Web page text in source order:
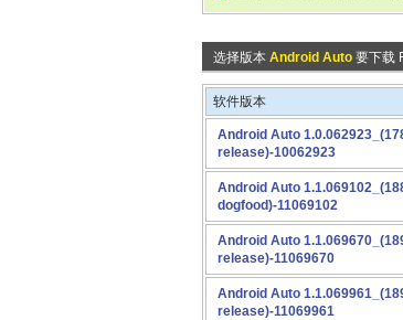
选择版本 Android Auto 要下载
软件版本
Android Auto
release)-10062923
Android Auto
dogfood)-11069102
Android Auto
release)-11069670
Android Auto
release)-11069961